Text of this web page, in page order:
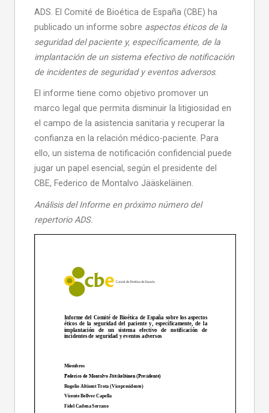
ADS. El Comité de Bioética de España (CBE) ha
publicado un informe sobre aspectos éticos de la
seguridad del paciente y, específicamente, de la
implantación de un sistema efectivo de notificación
de incidentes de seguridad y eventos adversos.
El informe tiene como objetivo promover un
marco legal que permita disminuir la litigiosidad en
el campo de la asistencia sanitaria y recuperar la
confianza en la relación médico-paciente. Para
ello, un sistema de notificación confidencial puede
jugar un papel esencial, según el presidente del
CBE, Federico de Montalvo Jääskeläinen.
Análisis del Informe en próximo número del
repertorio ADS.